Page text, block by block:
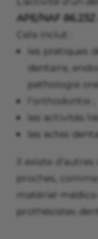
APE/NAF 86.23Z
Cela inclut :
les pratiques
dentaire,
pathologie
l’orthodontie ;
les activités
les actes
Il existe
proches,
matériel
prothésistes